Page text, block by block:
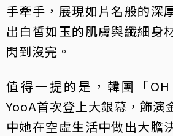
手牽手，展現如片名般的深
出白皙如玉的肌膚與纖細身
閃到沒完。
值得一提的是，韓團「OH
YooA首次登上大銀幕，飾演
中她在空虛生活中做出大膽